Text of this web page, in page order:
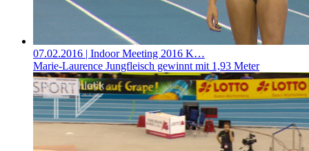
07.02.2016 | Indoor Meeting 2016 K…
Marie-Laurence Jungfleisch gewinnt mit 1,93 Meter